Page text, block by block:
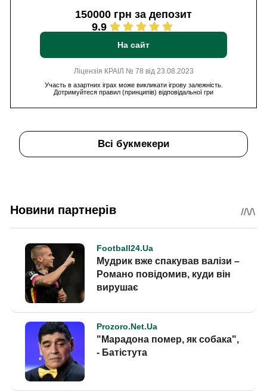
150000 грн за депозит
9.9
На сайт
Ліцензія КРАІЛ № 78 від 23.08.2023
Участь в азартних іграх може викликати ігрову залежність.
Дотримуйтеся правил (принципів) відповідальної гри
Всі букмекери